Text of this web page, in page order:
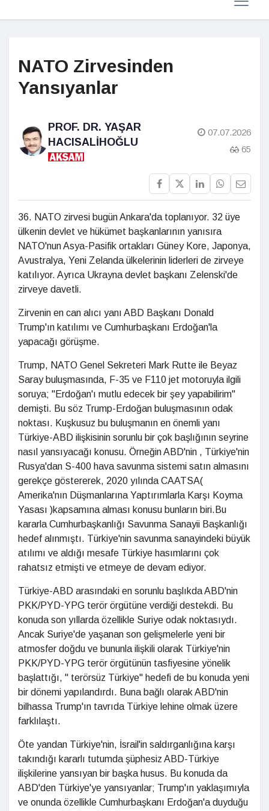
NATO Zirvesinden
Yansıyanlar
PROF. DR. YAŞAR
HACISALIHOĞLU
07.07.2026
65
36. NATO zirvesi bugün Ankara'da toplanıyor. 32 üye
ülkenin devlet ve hükümet başkanlarının yanısıra
NATO'nun Asya-Pasifik ortakları Güney Kore, Japonya,
Avustralya, Yeni Zelanda ülkelerinin liderleri de zirveye
katılıyor. Ayrıca Ukrayna devlet başkanı Zelenski'de
zirveye davetli.
Zirvenin en can alıcı yanı ABD Başkanı Donald
Trump'ın katılımı ve Cumhurbaşkanı Erdoğan'la
yapacağı görüşme.
Trump, NATO Genel Sekreteri Mark Rutte ile Beyaz
Saray buluşmasında, F-35 ve F110 jet motoruyla ilgili
soruya; "Erdoğan'ı mutlu edecek bir şey yapabilirim"
demişti. Bu söz Trump-Erdoğan buluşmasının odak
noktası. Kuşkusuz bu buluşmanın en önemli yanı
Türkiye-ABD ilişkisinin sorunlu bir çok başlığının seyrine
nasıl yansıyacağı konusu. Örneğin ABD'nin , Türkiye'nin
Rusya'dan S-400 hava savunma sistemi satın almasını
gerekçe göstererek, 2020 yılında CAATSA(
Amerika'nın Düşmanlarına Yaptırımlarla Karşı Koyma
Yasası )kapsamına alması konusu bunların biri.Bu
kararla Cumhurbaşkanlığı Savunma Sanayii Başkanlığı
hedef alınmıştı. Türkiye'nin savunma sanayindeki büyük
atılımı ve aldığı mesafe Türkiye hasımlarını çok
rahatsız etmişti ve etmeye de devam ediyor.
Türkiye-ABD arasındaki en sorunlu başlıkda ABD'nin
PKK/PYD-YPG terör örgütüne verdiği destekdi. Bu
konuda son yıllarda özellikle Suriye odak noktasıydı.
Ancak Suriye'de yaşanan son gelişmelerle yeni bir
atmosfer doğdu ve bununla ilişkili olarak Türkiye'nin
PKK/PYD-YPG terör örgütünün tasfiyesine yönelik
başlattığı, " terörsüz Türkiye" hedefi de bu konuda yeni
bir dönemi yapılandırdı. Buna bağlı olarak ABD'nin
bilhassa Trump'ın tavrıda Türkiye lehine olmak üzere
farklılaştı.
Öte yandan Türkiye'nin, İsrail'in saldırganlığına karşı
takındığı kararlı tutumda şüphesiz ABD-Türkiye
ilişkilerine yansıyan bir başka husus. Bu konuda da
ABD'den Türkiye'ye yansıyanlar; Trump'ın yaklaşımıyla
ve onunda özellikle Cumhurbaşkanı Erdoğan'a duyduğu